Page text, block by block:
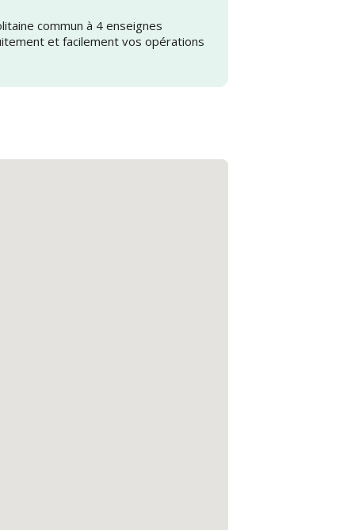
commun à 4 enseignes
et facilement vos opérations